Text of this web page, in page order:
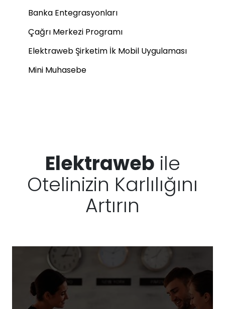
Banka Entegrasyonları
Çağrı Merkezi Programı
Elektraweb Şirketim İk Mobil Uygulaması
Mini Muhasebe
Elektraweb ile
Otelinizin Karlılığını
Artırın